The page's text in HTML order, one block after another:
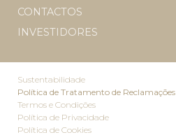
CONTACTOS
INVESTIDORES
Sustentabilidade
Política de Tratamento de Reclamações
Termos e Condições
Política de Privacidade
Política de Cookies